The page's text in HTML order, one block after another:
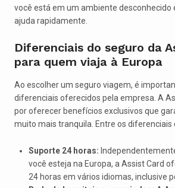
você está em um ambiente desconhecido
ajuda rapidamente.
Diferenciais do seguro da
para quem viaja à Europa
Ao escolher um seguro viagem, é
diferenciais oferecidos pela empresa. A
por oferecer benefícios exclusivos que
muito mais tranquila. Entre os diferenciais
Suporte 24 horas:
você esteja na Europa, a Assist Card
24 horas em vários idiomas, inclusive